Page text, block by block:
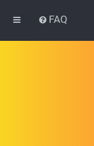
FAQ